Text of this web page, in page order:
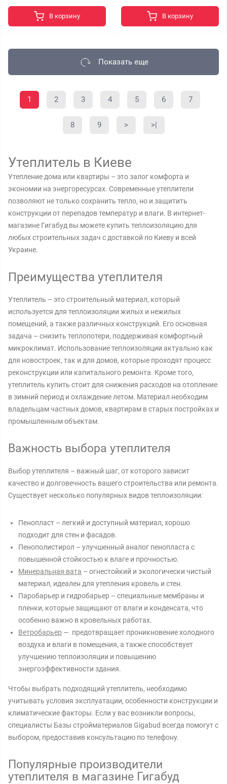
В корзину В корзину
Показать еще
1 2 3 4 5 6 7
8 9 > >|
Утеплитель в Киеве
Утепление дома или квартиры – это залог комфорта и
экономии на энергоресурсах. Современные утеплители
позволяют не только сохранить тепло, но и защитить
конструкции от перепадов температур и влаги. В интернет-
магазине Гигабуд вы можете купить теплоизоляцию для
любых строительных задач с доставкой по Киеву и всей
Украине.
Преимущества утеплителя
Утеплитель – это строительный материал, который
используется для теплоизоляции жилых и нежилых
помещений, а также различных конструкций. Его основная
задача – снизить теплопотери, поддерживая комфортный
микроклимат. Использование теплоизоляции актуально как
для новостроек, так и для домов, которые проходят процесс
реконструкции или капитального ремонта. Кроме того,
утеплитель купить стоит для снижения расходов на отопление
в зимний период и охлаждение летом. Материал необходим
владельцам частных домов, квартирам в старых постройках и
промышленным объектам.
Важность выбора утеплителя
Выбор утеплителя – важный шаг, от которого зависит
качество и долговечность вашего строительства или ремонта.
Существует несколько популярных видов теплоизоляции:
Пенопласт – легкий и доступный материал, хорошо
подходит для стен и фасадов.
Пенополистирол – улучшенный аналог пенопласта с
повышенной стойкостью к влаге и прочностью.
Минеральная вата – огнестойкий и экологически чистый
материал, идеален для утепления кровель и стен.
Паробарьер и гидробарьер – специальные мембраны и
пленки, которые защищают от влаги и конденсата, что
особенно важно в кровельных работах.
Ветробарьер — предотвращает проникновение холодного
воздуха и влаги в помещения, а также способствует
улучшению теплоизоляции и повышению
энергоэффективности здания.
Чтобы выбрать подходящий утеплитель, необходимо
учитывать условия эксплуатации, особенности конструкции и
климатические факторы. Если у вас возникли вопросы,
специалисты Базы стройматериалов Gigabud всегда помогут с
выбором, предоставив консультацию по телефону.
Популярные производители
утеплителя в магазине Гигабуд